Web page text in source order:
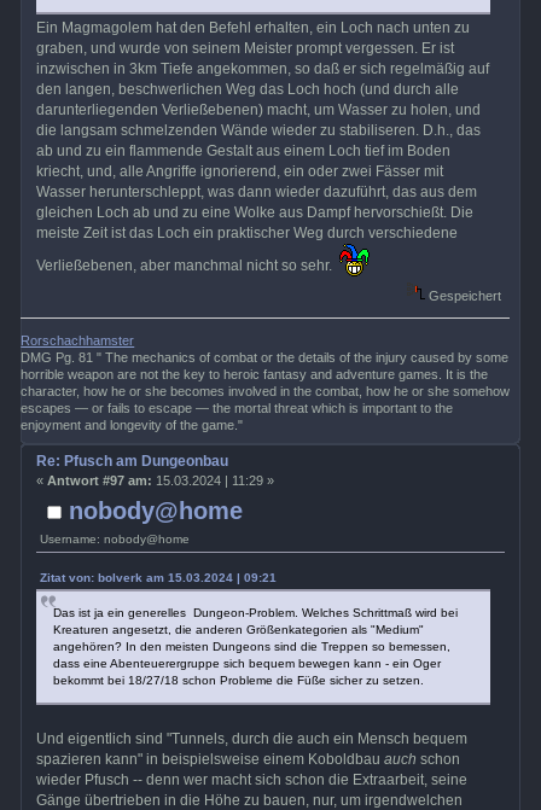
Ein Magmagolem hat den Befehl erhalten, ein Loch nach unten zu
graben, und wurde von seinem Meister prompt vergessen. Er ist
inzwischen in 3km Tiefe angekommen, so daß er sich regelmäßig auf
den langen, beschwerlichen Weg das Loch hoch (und durch alle
darunterliegenden Verließebenen) macht, um Wasser zu holen, und
die langsam schmelzenden Wände wieder zu stabiliseren. D.h., das
ab und zu ein flammende Gestalt aus einem Loch tief im Boden
kriecht, und, alle Angriffe ignorierend, ein oder zwei Fässer mit
Wasser herunterschleppt, was dann wieder dazuführt, das aus dem
gleichen Loch ab und zu eine Wolke aus Dampf hervorschießt. Die
meiste Zeit ist das Loch ein praktischer Weg durch verschiedene
Verließebenen, aber manchmal nicht so sehr.
Gespeichert
Rorschachhamster
DMG Pg. 81 " The mechanics of combat or the details of the injury caused by some
horrible weapon are not the key to heroic fantasy and adventure games. It is the
character, how he or she becomes involved in the combat, how he or she somehow
escapes — or fails to escape — the mortal threat which is important to the
enjoyment and longevity of the game."
nobody@home
Username: nobody@home
Re: Pfusch am Dungeonbau
« Antwort #97 am: 15.03.2024 | 11:29 »
Zitat von: bolverk am 15.03.2024 | 09:21
Das ist ja ein generelles Dungeon-Problem. Welches Schrittmaß wird bei
Kreaturen angesetzt, die anderen Größenkategorien als "Medium"
angehören? In den meisten Dungeons sind die Treppen so bemessen,
dass eine Abenteuerergruppe sich bequem bewegen kann - ein Oger
bekommt bei 18/27/18 schon Probleme die Füße sicher zu setzen.
Und eigentlich sind "Tunnels, durch die auch ein Mensch bequem
spazieren kann" in beispielsweise einem Koboldbau auch schon
wieder Pfusch -- denn wer macht sich schon die Extraarbeit, seine
Gänge übertrieben in die Höhe zu bauen, nur, um irgendwelchen